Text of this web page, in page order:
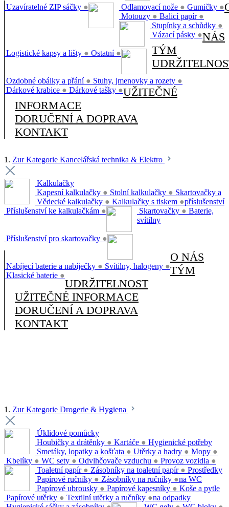
Uzavíratelné ZIP sáčky ● Odlamovací nože ● Gumičky ●
Motouzy ● Balicí papír ●
Stupínky a schůdky ●
Vázací pásky ●
Logistické kapsy a lišty ● Ostatní ●
Ozdobné obálky a přání ● Stuhy, jmenovky a rozety ●
Dárkové krabice ● Dárkové tašky ●
NÁS
TÝM
UŽITEČNÉ
INFORMACE
DORUČENÍ A DOPRAVA
KONTAKT
1. Zur Kategorie Kancelářská technika & Elektro
Kalkulačky
Kapesní kalkulačky ● Stolní kalkulačky ●
Vědecké kalkulačky ● Kalkulačky s tiskem ●
Příslušenství ke kalkulačkám ●
Skartovačky a
příslušenství
Skartovačky ●
Příslušenství pro skartovačky ●
Baterie,
svítilny
Nabíjecí baterie a nabíječky ● Svítilny, halogeny ●
Klasické baterie ●
O NÁS
TÝM
UDRŽITELNOST
UŽITEČNÉ INFORMACE
DORUČENÍ A DOPRAVA
KONTAKT
1. Zur Kategorie Drogerie & Hygiena
Úklidové pomůcky
Houbičky a drátěnky ● Kartáče ●
Smetáky, lopatky a košťata ● Utěrky a hadry ● Mopy ●
Kbelíky ● WC sety ● Odvlhčovače vzduchu ● Provoz vozidla ●
Hygienické potřeby
Toaletní papír ● Zásobníky na toaletní papír ●
Papírové ručníky ● Zásobníky na ručníky ●
Papírové ubrousky ● Papírové kapesníky ●
Papírové utěrky ● Textilní utěrky a ručníky ●
Prostředky
na WC
Koše a pytle
na odpadky